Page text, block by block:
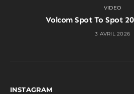
VIDEO
Volcom Spot To Spot
3 AVRIL 2026
INSTAGRAM